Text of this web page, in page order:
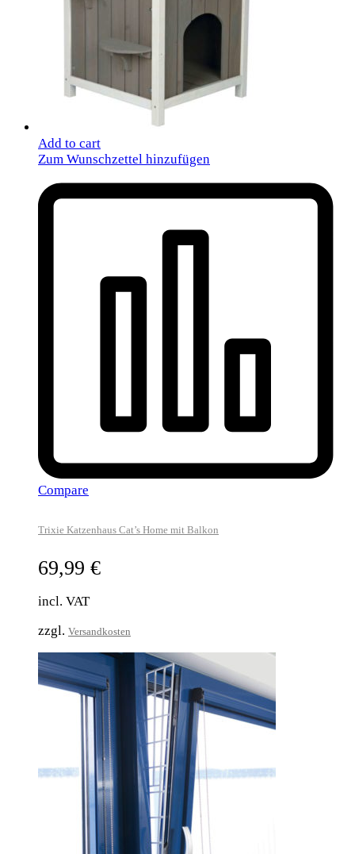
Add to cart
Zum Wunschzettel hinzufügen
Compare
Trixie Katzenhaus Cat’s Home mit Balkon
69,99 €
incl. VAT
zzgl. Versandkosten